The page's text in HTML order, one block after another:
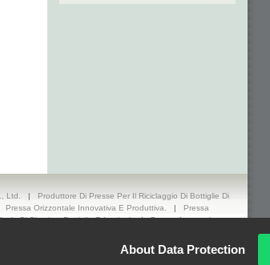
Ltd. | Produttore Di Presse Per Il Riciclaggio Di Bottiglie Di
Pressa Orizzontale Innovativa E Produttiva. | Pressa
Di Plastica, Bottiglie E Lattine).|Pressa Automatica
About Data Protection